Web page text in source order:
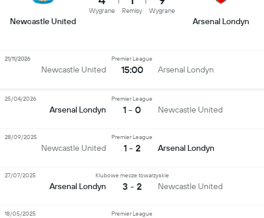
Newcastle United
Wygrane Remisy Wygrane
Arsenal Londyn
Newcastle United
Premier League
15:00 Arsenal Londyn
21/11/2026
Arsenal Londyn
Premier League
1 - 0 Newcastle United
25/04/2026
Newcastle United
Premier League
1 - 2 Arsenal Londyn
28/09/2025
Arsenal Londyn
Klubowe mecze towarzyskie
3 - 2 Newcastle United
27/07/2025
Premier League
18/05/2025